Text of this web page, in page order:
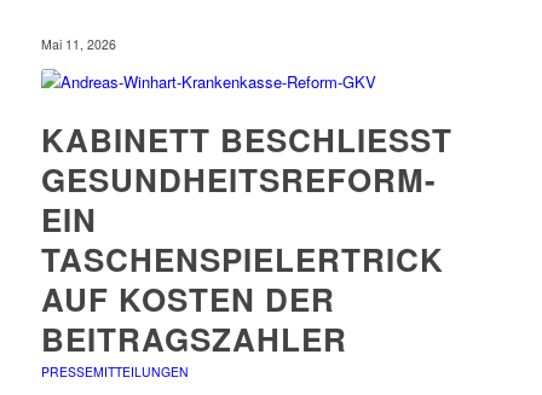
Mai 11, 2026
KABINETT BESCHLIESST G
ESUNDHEITSREFORM- E
IN T
ASCHENSPIELERTRICK A
UF KOSTEN DER B
EITRAGSZAHLER
PRESSEMITTEILUNGEN